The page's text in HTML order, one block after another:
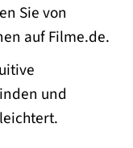
Sie von
auf Filme.de.
und